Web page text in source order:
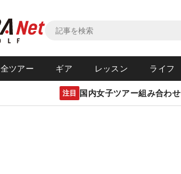
全ツアー ギア レッスン ライフ
注目 国内女子ツアー組み合わせ